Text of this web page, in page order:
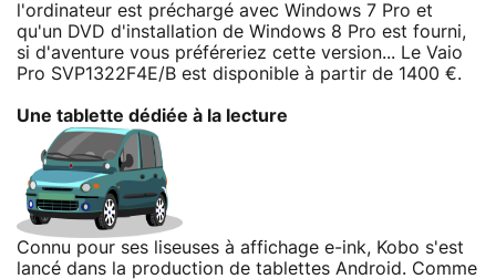
l'ordinateur est préchargé avec Windows 7 Pro et
qu'un DVD d'installation de Windows 8 Pro est fourni,
si d'aventure vous préféreriez cette version... Le Vaio
Pro SVP1322F4E/B est disponible à partir de 1400 €.
Une tablette dédiée à la lecture
Connu pour ses liseuses à affichage e-ink, Kobo s'est
lancé dans la production de tablettes Android. Comme